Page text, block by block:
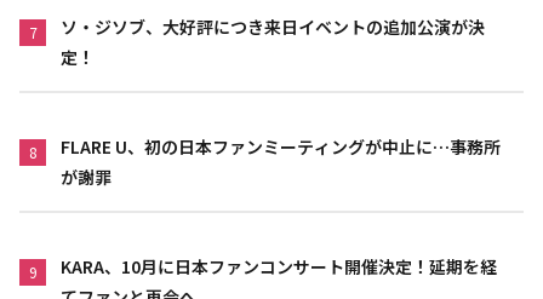
7
ソ・ジソブ、大好評につき来日イベントの追加公演が決
定！
8
FLARE U、初の日本ファンミーティングが中止に…事務所
が謝罪
9
KARA、10月に日本ファンコンサート開催決定！延期を経